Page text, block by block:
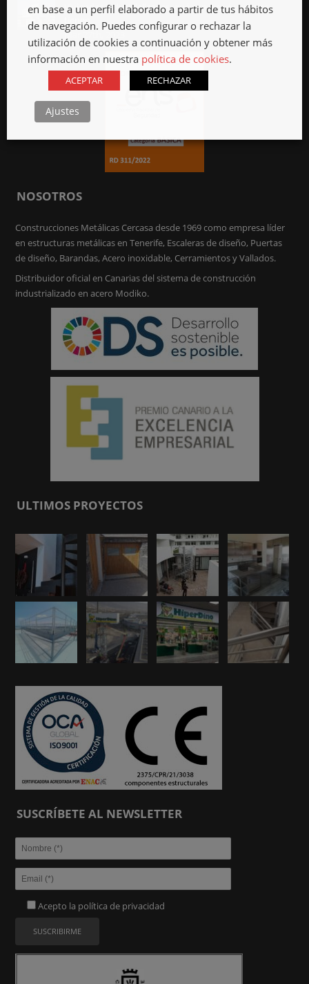
Viviendas industrializadas, qué son y qué ventajas
tienen
Mar 27th, 2023
NOSOTROS
Construcciones Metálicas Cercasa desde 1969 como empresa líder
en estructuras metálicas en Tenerife, Escaleras de diseño, Puertas
de diseño, Barandas, Acero inoxidable, Cerramientos y Vallados.
Distribuidor oficial en Canarias del sistema de construcción
industrializado en acero Modiko.
ULTIMOS PROYECTOS
SUSCRÍBETE AL NEWSLETTER
Acepto la política de privacidad
en base a un perfil elaborado a partir de tus hábitos
de navegación. Puedes configurar o rechazar la
utilización de cookies a continuación y obtener más
información en nuestra política de cookies.
ACEPTAR RECHAZAR
Ajustes